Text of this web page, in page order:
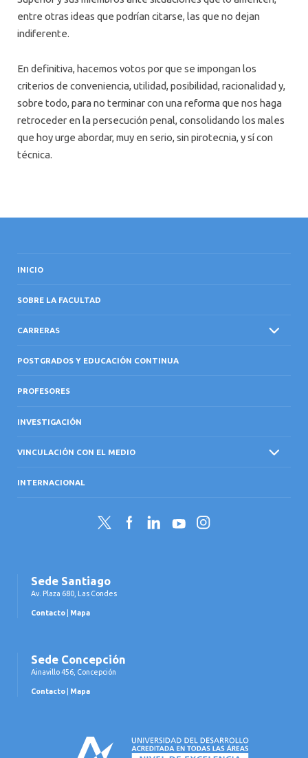
entre otras ideas que podrían citarse, las que no dejan
indiferente.
En definitiva, hacemos votos por que se impongan los
criterios de conveniencia, utilidad, posibilidad, racionalidad y,
sobre todo, para no terminar con una reforma que nos haga
retroceder en la persecución penal, consolidando los males
que hoy urge abordar, muy en serio, sin pirotecnia, y sí con
técnica.
INICIO
SOBRE LA FACULTAD
CARRERAS
POSTGRADOS Y EDUCACIÓN CONTINUA
PROFESORES
INVESTIGACIÓN
VINCULACIÓN CON EL MEDIO
INTERNACIONAL
Twitter FacebookLinkedInYouTubeInstagram
Sede Santiago
Av. Plaza 680, Las Condes
Contacto Mapa
Sede Concepción
Ainavillo 456, Concepción
Contacto Mapa